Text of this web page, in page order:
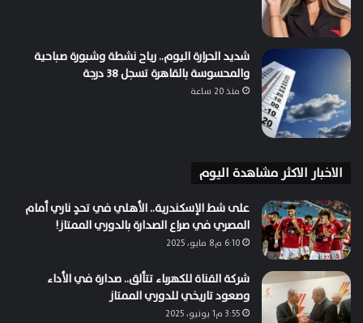
شديد الحرارة اليوم.. رياح نشطة وشبورة صباحية
والمحسوسة بالقاهرة تسجل 38 درجة
منذ 20 ساعة
الاخبار الاكثر مشاهدة اليوم
على شط الإسكندرية.. الأهلي في تحدٍ ناري أمام
المصري في صراع الصدارة بالدوري الممتاز!
6:10 م8 مايو، 2025
شركة القناة للكهرباء تتألق.. صدارة في الأداء
وصعود تاريخي للدوري الممتاز
3:55 م1 يونيو، 2025